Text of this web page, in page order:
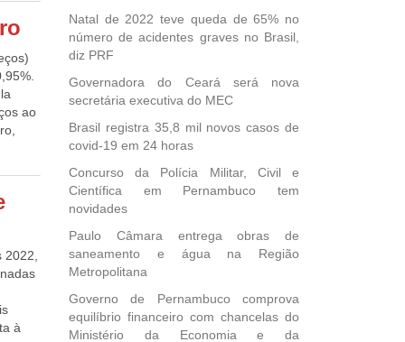
por
no
a
pelo
ao
da
à
Natal de 2022 teve queda de 65% no
número de acidentes graves no Brasil,
diz PRF
Governadora do Ceará será nova
secretária executiva do MEC
Brasil registra 35,8 mil novos casos de
covid-19 em 24 horas
Concurso da Polícia Militar, Civil e
Científica em Pernambuco tem
novidades
Paulo Câmara entrega obras de
saneamento e água na Região
Metropolitana
Governo de Pernambuco comprova
equilíbrio financeiro com chancelas do
Ministério da Economia e da